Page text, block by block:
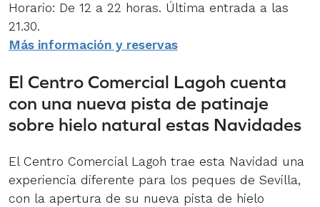
Horario: De 12 a 22 horas. Última entrada a las
21.30.
Más información y reservas
El Centro Comercial Lagoh cuenta
con una nueva pista de patinaje
sobre hielo natural estas Navidades
El Centro Comercial Lagoh trae esta Navidad una
experiencia diferente para los peques de Sevilla,
con la apertura de su nueva pista de hielo